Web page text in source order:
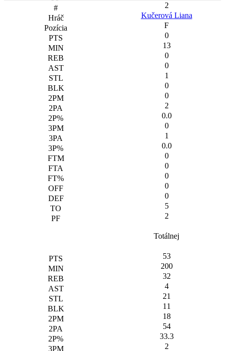
2
Kučerová Liana
F
0
13
0
0
1
0
0
2
0.0
0
1
0.0
0
0
0
0
0
5
2
Totálnej
53
200
32
4
21
11
18
54
33.3
2